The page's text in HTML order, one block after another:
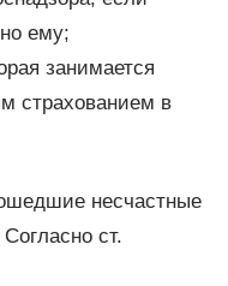
ему;
занимается
страхованием в
несчастные
ст.